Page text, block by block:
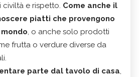
civiltà e rispetto. Come anche il
piatti che provengono
, o anche solo prodotti
frutta o verdure diverse da
parte dal tavolo di casa,